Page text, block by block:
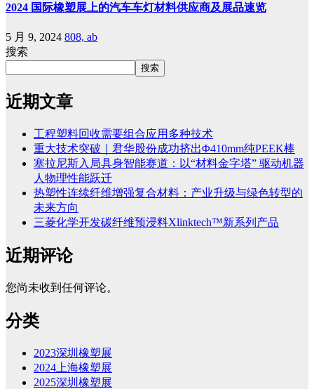
2024 国际橡塑展上的汽车车灯材料供应商及展品速览
5 月 9, 2024 808, ab
搜索
搜索
近期文章
工程塑料回收需要组合应用多种技术
重大技术突破｜君华股份成功挤出Φ410mm纯PEEK棒
塞拉尼斯入局具身智能赛道：以“材料金字塔” 驱动机器
人物理性能跃迁
热塑性连续纤维增强复合材料：产业升级与绿色转型的
未来方向
三菱化学开发碳纤维预浸料Xlinktech™新系列产品
近期评论
您尚未收到任何评论。
分类
2023深圳橡塑展
2024上海橡塑展
2025深圳橡塑展